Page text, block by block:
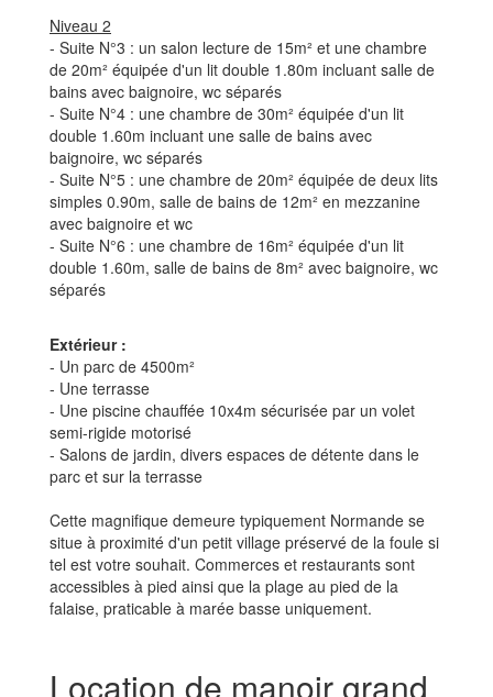
Niveau 2
- Suite N°3 : un salon lecture de 15m² et une chambre
de 20m² équipée d'un lit double 1.80m incluant salle de
bains avec baignoire, wc séparés
- Suite N°4 : une chambre de 30m² équipée d'un lit
double 1.60m incluant une salle de bains avec
baignoire, wc séparés
- Suite N°5 : une chambre de 20m² équipée de deux lits
simples 0.90m, salle de bains de 12m² en mezzanine
avec baignoire et wc
- Suite N°6 : une chambre de 16m² équipée d'un lit
double 1.60m, salle de bains de 8m² avec baignoire, wc
séparés
Extérieur :
- Un parc de 4500m²
- Une terrasse
- Une piscine chauffée 10x4m sécurisée par un volet
semi-rigide motorisé
- Salons de jardin, divers espaces de détente dans le
parc et sur la terrasse
Cette magnifique demeure typiquement Normande se
situe à proximité d'un petit village préservé de la foule si
tel est votre souhait. Commerces et restaurants sont
accessibles à pied ainsi que la plage au pied de la
falaise, praticable à marée basse uniquement.
Location de manoir grand